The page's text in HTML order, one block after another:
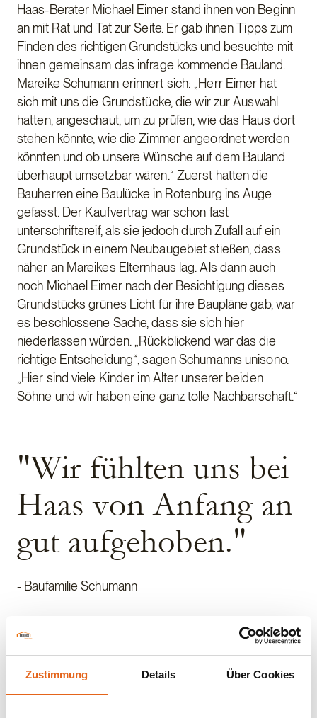
Zustimmung Details Über Cookies
Haas-Berater Michael Eimer stand ihnen von Beginn
an mit Rat und Tat zur Seite. Er gab ihnen Tipps zum
Finden des richtigen Grundstücks und besuchte mit
ihnen gemeinsam das infrage kommende Bauland.
Mareike Schumann erinnert sich: „Herr Eimer hat
sich mit uns die Grundstücke, die wir zur Auswahl
hatten, angeschaut, um zu prüfen, wie das Haus dort
stehen könnte, wie die Zimmer angeordnet werden
könnten und ob unsere Wünsche auf dem Bauland
überhaupt umsetzbar wären.“ Zuerst hatten die
Bauherren eine Baulücke in Rotenburg ins Auge
gefasst. Der Kaufvertrag war schon fast
unterschriftsreif, als sie jedoch durch Zufall auf ein
Grundstück in einem Neubaugebiet stießen, dass
näher an Mareikes Elternhaus lag. Als dann auch
noch Michael Eimer nach der Besichtigung dieses
Grundstücks grünes Licht für ihre Baupläne gab, war
es beschlossene Sache, dass sie sich hier
niederlassen würden. „Rückblickend war das die
richtige Entscheidung“, sagen Schumanns unisono.
„Hier sind viele Kinder im Alter unserer beiden
Söhne und wir haben eine ganz tolle Nachbarschaft.“
"Wir fühlten uns bei
Haas von Anfang an
gut aufgehoben."
- Baufamilie Schumann
geplant